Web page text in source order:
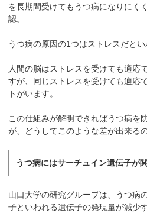
を長期間受けてもうつ病になりにく
認。
うつ病の原因の1つはストレスだとい
人間の脳はストレスを受けても適応
すが、同じストレスを受けても適応
トがいます。
この仕組みが解明できればうつ病を
が、どうしてこのような差が出来る
うつ病にはサーチュイン遺伝子が
山口大学の研究グループは、うつ病
子といわれる遺伝子の発現量が減少